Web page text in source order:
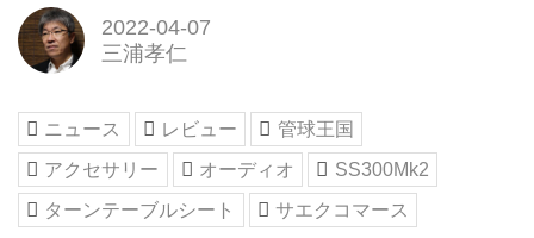
理想だとする考え方を当時から一
貫し...
生の豊かな世界に迫ります。実験
工房「最新MM型カートリッジの
進化を聴く 20機種の聴き比べ」
で...
2022-04-07
三浦孝仁
ニュース レビュー
管球王国
アクセサリー
オーディオ
SS300Mk2
ターンテーブルシート
サエクコマース